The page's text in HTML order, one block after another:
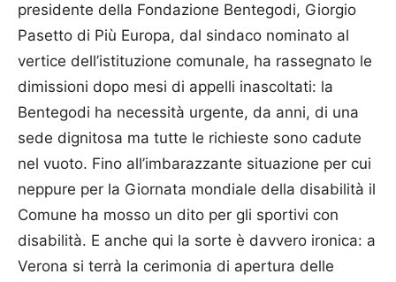
presidente della Fondazione Bentegodi, Giorgio
Pasetto di Più Europa, dal sindaco nominato al
vertice dell’istituzione comunale, ha rassegnato le
dimissioni dopo mesi di appelli inascoltati: la
Bentegodi ha necessità urgente, da anni, di una
sede dignitosa ma tutte le richieste sono cadute
nel vuoto. Fino all’imbarazzante situazione per cui
neppure per la Giornata mondiale della disabilità il
Comune ha mosso un dito per gli sportivi con
disabilità. E anche qui la sorte è davvero ironica: a
Verona si terrà la cerimonia di apertura delle